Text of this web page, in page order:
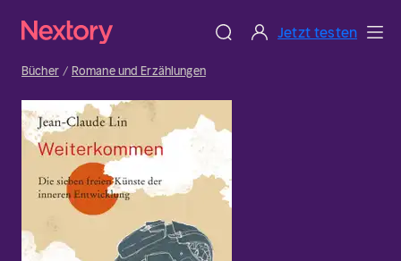
Jetzt testen
Bücher Romane und Erzählungen